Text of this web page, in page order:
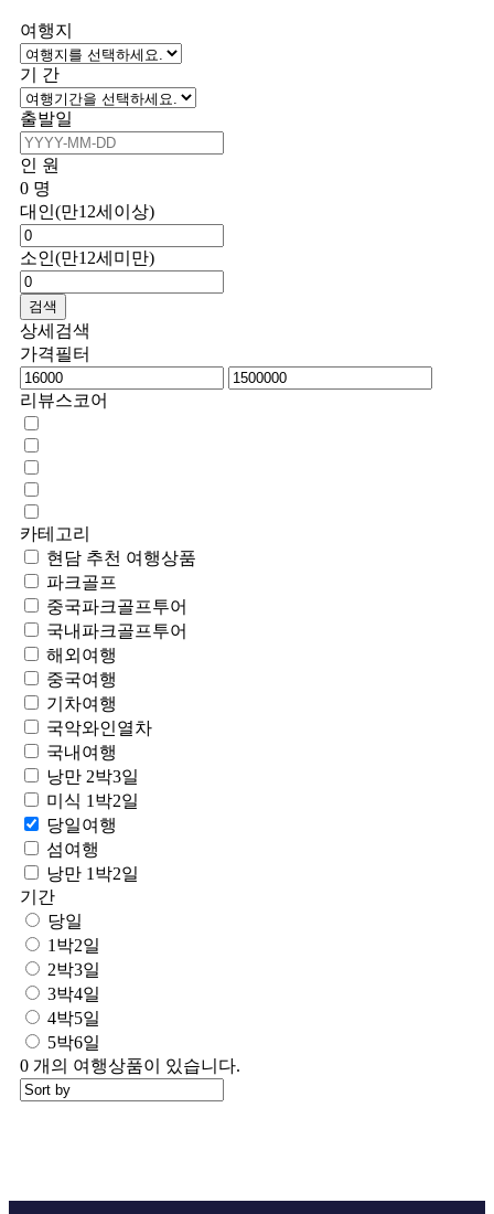
여행지
기 간
출발일
인 원
0 명
대인(만12세이상)
소인(만12세미만)
검색
상세검색
가격필터
리뷰스코어
카테고리
현담 추천 여행상품
파크골프
중국파크골프투어
국내파크골프투어
해외여행
중국여행
기차여행
국악와인열차
국내여행
낭만 2박3일
미식 1박2일
당일여행
섬여행
낭만 1박2일
기간
당일
1박2일
2박3일
3박4일
4박5일
5박6일
0 개의 여행상품이 있습니다.ㅤ